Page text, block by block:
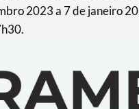
2023 a 7 de janeiro